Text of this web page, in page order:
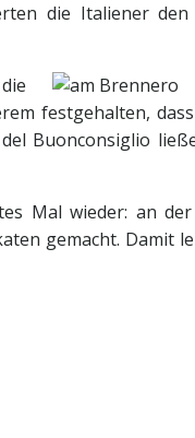
die Italiener den
festgehalten,
Buonconsiglio
Mal wieder: an
gemacht. Damit